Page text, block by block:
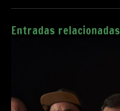
Entradas relacionadas